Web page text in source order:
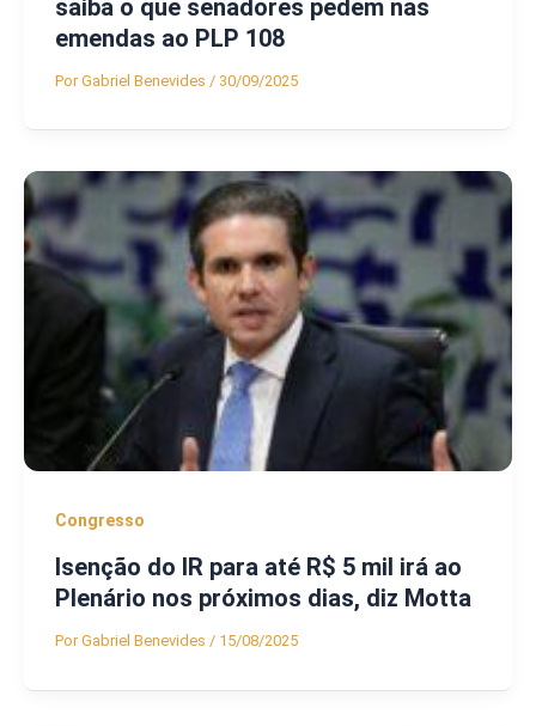
saiba o que senadores pedem nas
emendas ao PLP 108
PorGabriel Benevides / 30/09/2025
Congresso
Isenção do IR para até R$ 5 mil irá ao
Plenário nos próximos dias, diz Motta
PorGabriel Benevides / 15/08/2025